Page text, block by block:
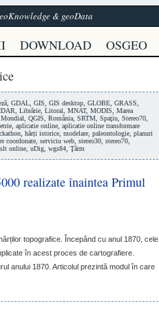
& geoData
DOWNLOAD OSGEO
GDAL GIS GIS desktop GLOBE GRASS
Librărie Litoral MNAT, MODIS
Marea
QGIS România SRTM Spaţiu Stereo70
aplicatie online aplicatie online transformare
hărți istorice modelare paleontologie planuri
coordonate serviciu web stereo30 stereo70
online uDig wgs84 Ţărm
realizate înaintea Primul
topografice. Începând cu anul 1870, cele
în acest proces de cartografiere.
anului 1870. Articolul prezintă modul în care